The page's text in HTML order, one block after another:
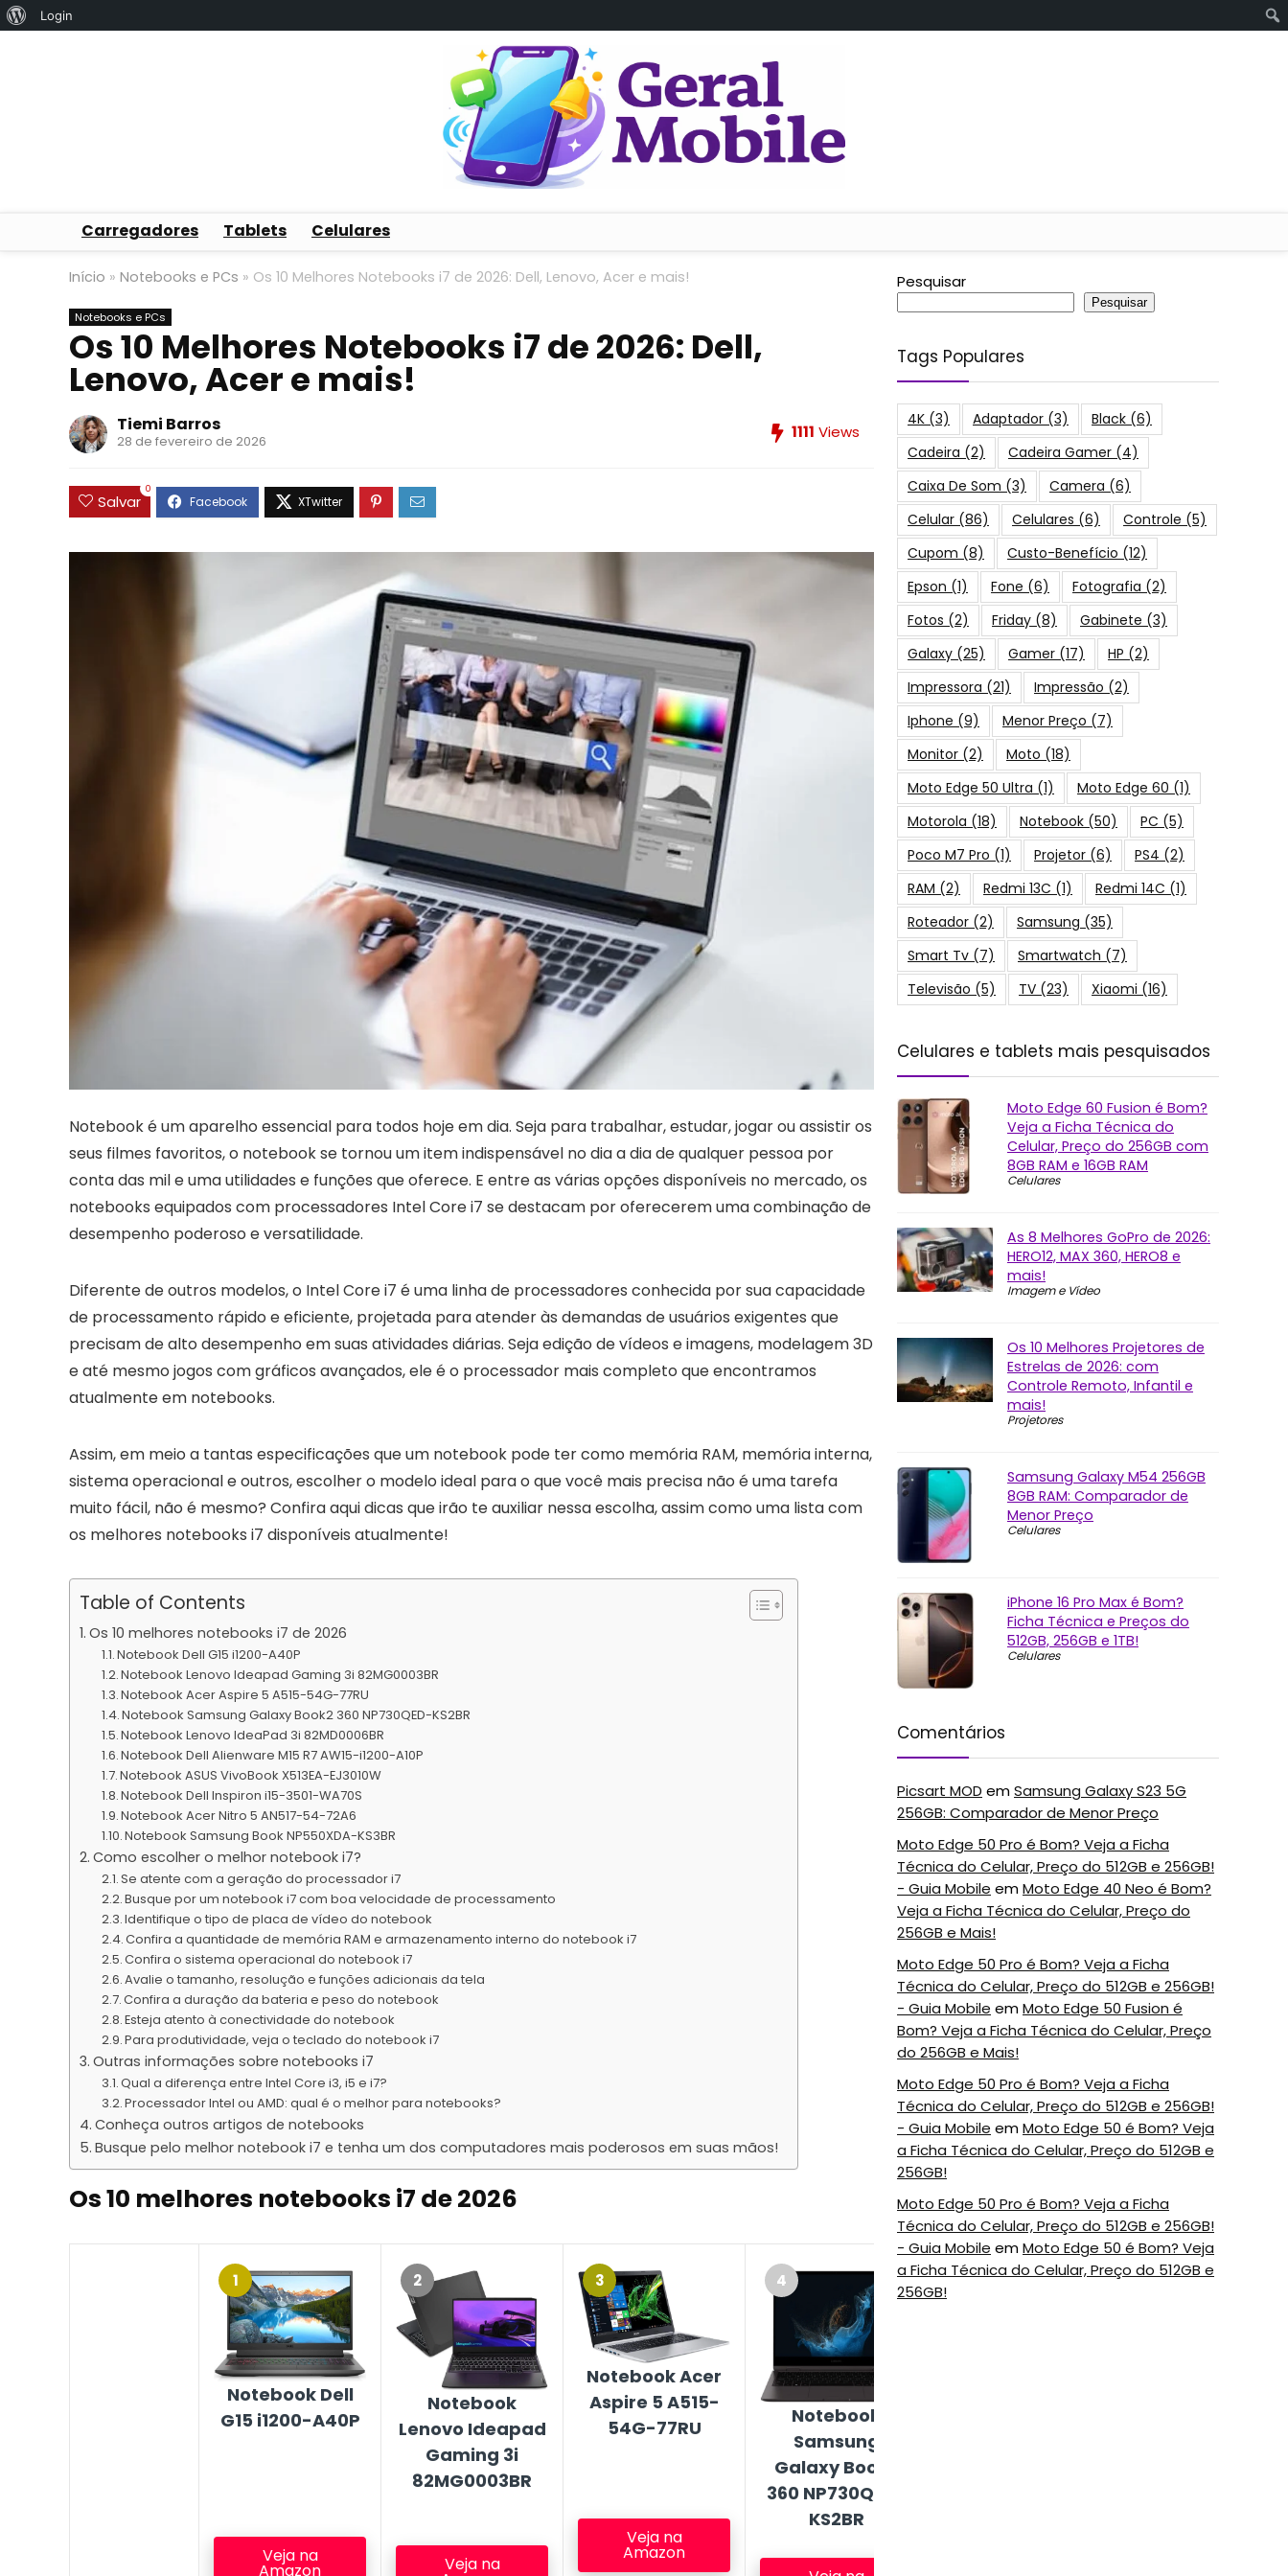
Sobre
Login
Carregadores Tablets Celulares
Início » Notebooks e PCs » Os 10 Melhores Notebooks i7 de 2026: Dell, Lenovo, Acer e mais!
Notebooks e PCs
Os 10 Melhores Notebooks i7 de 2026: Dell,
Lenovo, Acer e mais!
Tiemi Barros
28 de fevereiro de 2026 1111 Views
Salvar
0
Notebook é um aparelho essencial para todos hoje em dia. Seja para trabalhar, estudar, jogar ou assistir os
seus filmes favoritos, o notebook se tornou um item indispensável no dia a dia de qualquer pessoa por
conta das mil e uma utilidades e funções que oferece. E entre as várias opções disponíveis no mercado, os
notebooks equipados com processadores Intel Core i7 se destacam por oferecerem uma combinação de
desempenho poderoso e versatilidade.
Diferente de outros modelos, o Intel Core i7 é uma linha de processadores conhecida por sua capacidade
de processamento rápido e eficiente, projetada para atender às demandas de usuários exigentes que
precisam de alto desempenho em suas atividades diárias. Seja edição de vídeos e imagens, modelagem 3D
e até mesmo jogos com gráficos avançados, ele é o processador mais completo que encontramos
atualmente em notebooks.
Assim, em meio a tantas especificações que um notebook pode ter como memória RAM, memória interna,
sistema operacional e outros, escolher o modelo ideal para o que você mais precisa não é uma tarefa
muito fácil, não é mesmo? Confira aqui dicas que irão te auxiliar nessa escolha, assim como uma lista com
os melhores notebooks i7 disponíveis atualmente!
Table of Contents
Os 10 melhores notebooks i7 de 2026
Notebook Dell G15 i1200-A40P
Notebook Lenovo Ideapad Gaming 3i 82MG0003BR
Notebook Acer Aspire 5 A515-54G-77RU
Notebook Samsung Galaxy Book2 360 NP730QED-KS2BR
Notebook Lenovo IdeaPad 3i 82MD0006BR
Notebook Dell Alienware M15 R7 AW15-i1200-A10P
Notebook ASUS VivoBook X513EA-EJ3010W
Notebook Dell Inspiron i15-3501-WA70S
Notebook Acer Nitro 5 AN517-54-72A6
Notebook Samsung Book ‎NP550XDA-KS3BR
Como escolher o melhor notebook i7?
Se atente com a geração do processador i7
Busque por um notebook i7 com boa velocidade de processamento
Identifique o tipo de placa de vídeo do notebook
Confira a quantidade de memória RAM e armazenamento interno do notebook i7
Confira o sistema operacional do notebook i7
Avalie o tamanho, resolução e funções adicionais da tela
Confira a duração da bateria e peso do notebook
Esteja atento à conectividade do notebook
Para produtividade, veja o teclado do notebook i7
Outras informações sobre notebooks i7
Qual a diferença entre Intel Core i3, i5 e i7?
Processador Intel ou AMD: qual é o melhor para notebooks?
Conheça outros artigos de notebooks
Busque pelo melhor notebook i7 e tenha um dos computadores mais poderosos em suas mãos!
Os 10 melhores notebooks i7 de2026
1
Notebook Dell
G15 i1200-A40P
Veja na
Amazon
2
Notebook
Lenovo Ideapad
Gaming 3i
82MG0003BR
Veja na
3
Notebook Acer
Aspire 5 A515-
54G-77RU
Veja na
Amazon
4
Notebook
Samsung
Galaxy Book2
360 NP730QED-
KS2BR
5 6
Pesquisar
Pesquisar
Tags Populares
4K (3) Adaptador (3) Black (6)
Cadeira (2) Cadeira Gamer (4)
Caixa De Som (3) Camera (6)
Celular (86) Celulares (6) Controle (5)
Cupom (8) Custo-Benefício (12)
Epson (1) Fone (6) Fotografia (2)
Fotos (2) Friday (8) Gabinete (3)
Galaxy (25) Gamer (17) HP (2)
Impressora (21) Impressão (2)
Iphone (9) Menor Preço (7)
Monitor (2) Moto (18)
Moto Edge 50 Ultra (1) Moto Edge 60 (1)
Motorola (18) Notebook (50) PC (5)
Poco M7 Pro (1) Projetor (6) PS4 (2)
RAM (2) Redmi 13C (1) Redmi 14C (1)
Roteador (2) Samsung (35)
Smart Tv (7) Smartwatch (7)
Televisão (5) TV (23) Xiaomi (16)
Celulares e tablets mais pesquisados
Moto Edge 60 Fusion é Bom?
Veja a Ficha Técnica do
Celular, Preço do 256GB com
8GB RAM e 16GB RAM
Celulares
As 8 Melhores GoPro de 2026:
HERO12, MAX 360, HERO8 e
mais!
Imagem e Vídeo
Os 10 Melhores Projetores de
Estrelas de 2026: com
Controle Remoto, Infantil e
mais!
Projetores
Samsung Galaxy M54 256GB
8GB RAM: Comparador de
Menor Preço
Celulares
iPhone 16 Pro Max é Bom?
Ficha Técnica e Preços do
512GB, 256GB e 1TB!
Celulares
Comentários
Picsart MOD emSamsung Galaxy S23 5G
256GB: Comparador de Menor Preço
Moto Edge 50 Pro é Bom? Veja a Ficha
Técnica do Celular, Preço do 512GB e 256GB!
- Guia Mobile emMoto Edge 40 Neo é Bom?
Veja a Ficha Técnica do Celular, Preço do
256GB e Mais!
Moto Edge 50 Pro é Bom? Veja a Ficha
Técnica do Celular, Preço do 512GB e 256GB!
- Guia Mobile emMoto Edge 50 Fusion é
Bom? Veja a Ficha Técnica do Celular, Preço
do 256GB e Mais!
Moto Edge 50 Pro é Bom? Veja a Ficha
Técnica do Celular, Preço do 512GB e 256GB!
- Guia Mobile emMoto Edge 50 é Bom? Veja
a Ficha Técnica do Celular, Preço do 512GB e
256GB!
Moto Edge 50 Pro é Bom? Veja a Ficha
Técnica do Celular, Preço do 512GB e 256GB!
- Guia Mobile emMoto Edge 50 é Bom? Veja
a Ficha Técnica do Celular, Preço do 512GB e
256GB!